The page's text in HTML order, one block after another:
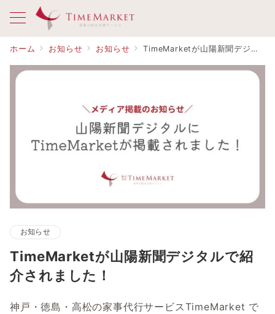
ホーム お知らせ お知らせ TimeMarketが山陽新聞デジタルで紹介されました！
お知らせ
TimeMarketが山陽新聞デジタルで紹
介されました！
神戸・徳島・高松の家事代行サービスTimeMarket で